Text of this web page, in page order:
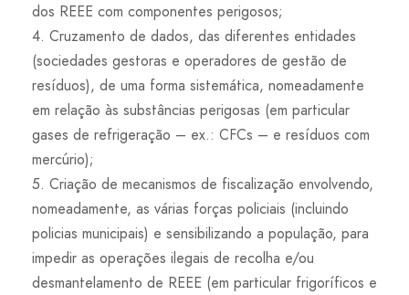
dos REEE com componentes perigosos;
4. Cruzamento de dados, das diferentes entidades
(sociedades gestoras e operadores de gestão de
resíduos), de uma forma sistemática, nomeadamente
em relação às substâncias perigosas (em particular
gases de refrigeração – ex.: CFCs – e resíduos com
mercúrio);
5. Criação de mecanismos de fiscalização envolvendo,
nomeadamente, as várias forças policiais (incluindo
policias municipais) e sensibilizando a população, para
impedir as operações ilegais de recolha e/ou
desmantelamento de REEE (em particular frigoríficos e